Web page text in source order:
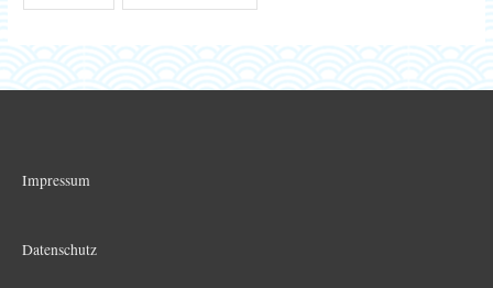
Impressum
Datenschutz